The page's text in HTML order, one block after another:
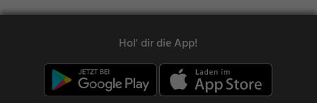
Hol' dir die App!